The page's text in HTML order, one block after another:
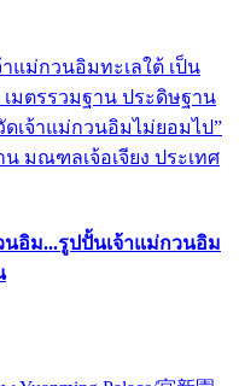
แม่กวนอิมทะเลใต้ เป็น
มตรรวมฐาน ประดิษฐาน
เจ้าแม่กวนอิมไม่ยอมไป”
มณฑลเจ้อเจียง ประเทศ
นอิม...รูปปั้นเจ้าแม่กวนอิม